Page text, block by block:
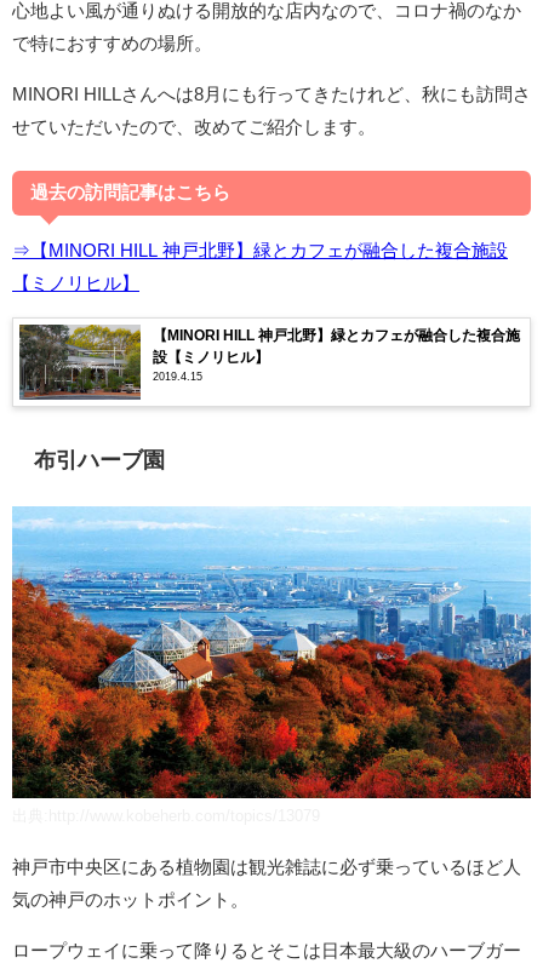
心地よい風が通りぬける開放的な店内なので、コロナ禍のなか
で特におすすめの場所。
MINORI HILLさんへは8月にも行ってきたけれど、秋にも訪問さ
せていただいたので、改めてご紹介します。
過去の訪問記事はこちら
⇒【MINORI HILL 神戸北野】緑とカフェが融合した複合施設
【ミノリヒル】
【MINORI HILL 神戸北野】緑とカフェが融合した複合施
設【ミノリヒル】
2019.4.15
布引ハーブ園
神戸市中央区にある植物園は観光雑誌に必ず乗っているほど人
気の神戸のホットポイント。
ロープウェイに乗って降りるとそこは日本最大級のハーブガー